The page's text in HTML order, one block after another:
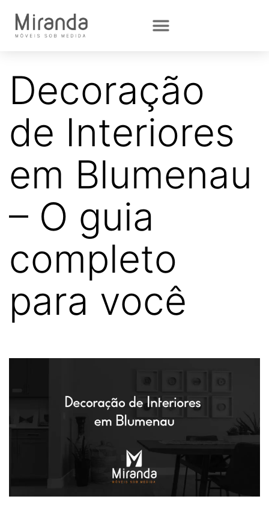
Decoração
de Interiores
em Blumenau
– O guia
completo
para você